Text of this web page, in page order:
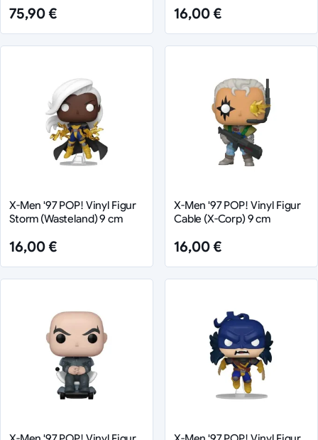
75,90 € 16,00 €
X-Men '97 POP! Vinyl Figur
Storm (Wasteland) 9 cm
16,00 €
X-Men '97 POP! Vinyl Figur
Cable (X-Corp) 9 cm
16,00 €